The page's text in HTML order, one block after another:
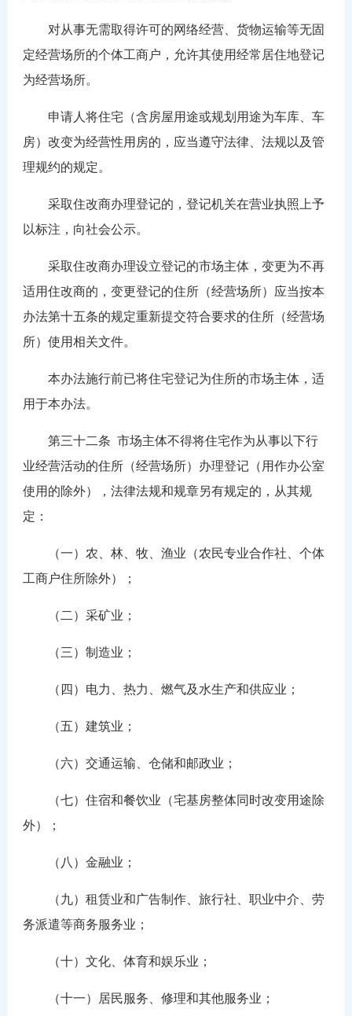
对从事无需取得许可的网络经营、货物运输等无固
定经营场所的个体工商户，允许其使用经常居住地登记
为经营场所。
申请人将住宅（含房屋用途或规划用途为车库、车
房）改变为经营性用房的，应当遵守法律、法规以及管
理规约的规定。
采取住改商办理登记的，登记机关在营业执照上予
以标注，向社会公示。
采取住改商办理设立登记的市场主体，变更为不再
适用住改商的，变更登记的住所（经营场所）应当按本
办法第十五条的规定重新提交符合要求的住所（经营场
所）使用相关文件。
本办法施行前已将住宅登记为住所的市场主体，适
用于本办法。
第三十二条 市场主体不得将住宅作为从事以下行
业经营活动的住所（经营场所）办理登记（用作办公室
使用的除外），法律法规和规章另有规定的，从其规
定：
（一）农、林、牧、渔业（农民专业合作社、个体
工商户住所除外）；
（二）采矿业；
（三）制造业；
（四）电力、热力、燃气及水生产和供应业；
（五）建筑业；
（六）交通运输、仓储和邮政业；
（七）住宿和餐饮业（宅基房整体同时改变用途除
外）；
（八）金融业；
（九）租赁业和广告制作、旅行社、职业中介、劳
务派遣等商务服务业；
（十）文化、体育和娱乐业；
（十一）居民服务、修理和其他服务业；